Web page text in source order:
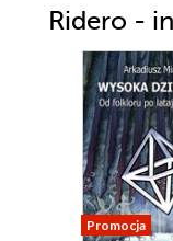
Ridero -
Promocja